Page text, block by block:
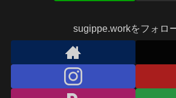
sugippe.workをフォロ